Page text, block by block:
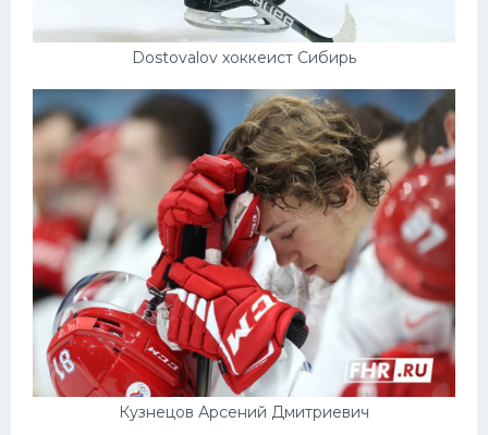
Dostovalov хоккеист Сибирь
Кузнецов Арсений Дмитриевич